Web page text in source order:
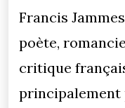
Francis
poète,
critique
principalement